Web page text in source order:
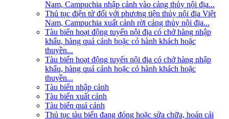
Nam, Campuchia nhập cảnh vào cảng thủy nội địa...
Thủ tục điện tử đối với phương tiện thủy nội địa Việt
Nam, Campuchia xuất cảnh rời cảng thủy nội địa...
Tàu biển hoạt động tuyến nội địa có chở hàng nhập
khẩu, hàng quá cảnh hoặc có hành khách hoặc
thuyền...
Tàu biển hoạt động tuyến nội địa có chở hàng nhập
khẩu, hàng quá cảnh hoặc có hành khách hoặc
thuyền...
Tàu biển nhập cảnh
Tàu biển xuất cảnh
Tàu biển quá cảnh
Thủ tục tàu biển đang đóng hoặc sửa chữa, hoán cải